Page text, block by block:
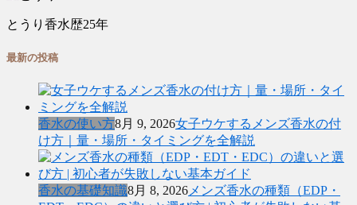
とうり 香水歴25年
最新の投稿
香水の使い方8月 9, 2026女子ウケするメンズ香水の付
け方｜量・場所・タイミングを全解説
香水の基礎知識8月 8, 2026 メンズ香水の種類（EDP・